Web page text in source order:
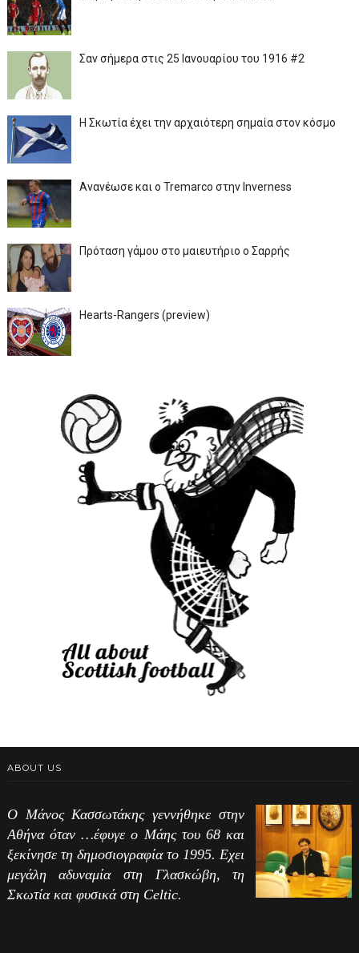
Σαν σήμερα στις 25 Ιανουαρίου του 1916 #2
Η Σκωτία έχει την αρχαιότερη σημαία στον κόσμο
Ανανέωσε και ο Tremarco στην Inverness
Πρόταση γάμου στο μαιευτήριο ο Σαρρής
Hearts-Rangers (preview)
ABOUT US
Ο Μάνος Κασσωτάκης γεννήθηκε στην
Αθήνα όταν …έφυγε ο Μάης του 68 και
ξεκίνησε τη δημοσιογραφία το 1995. Εχει
μεγάλη αδυναμία στη Γλασκώβη, τη
Σκωτία και φυσικά στη Celtic.